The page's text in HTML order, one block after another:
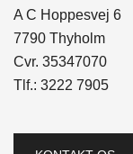
A C Hoppesvej 6
7790 Thyholm
Cvr. 35347070
Tlf.: 3222 7905